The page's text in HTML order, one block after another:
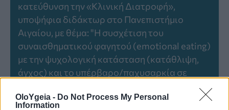
OloYgeia - Do Not Process My Personal
Information
κατεύθυνση την «Κλινική Διατροφή»,
υποψήφια διδάκτωρ στο Πανεπιστήμιο
Αιγαίου, με θέμα: "Η συσχέτιση του
συναισθηματικού φαγητού (emotional eating)
με την ψυχολογική κατάσταση (κατάθλιψη,
άγχος) και το υπέρβαρο/παχυσαρκία σε